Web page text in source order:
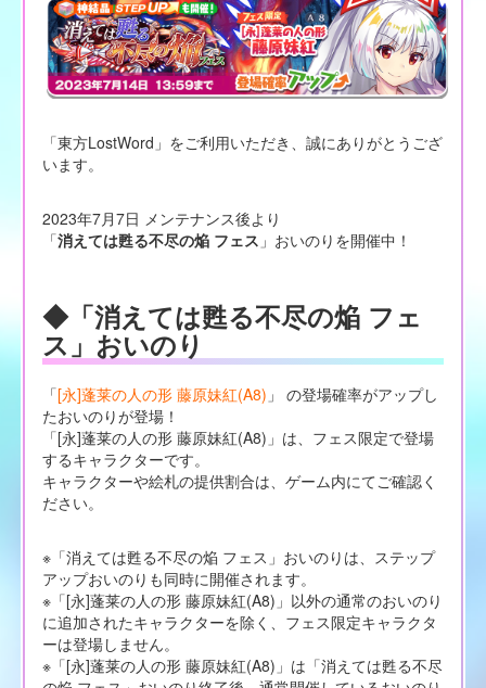
「東方LostWord」をご利用いただき、誠にありがとうござ
います。
2023年7月7日 メンテナンス後より
「消えては甦る不尽の焔 フェス 」おいのりを開催中！
◆「消えては甦る不尽の焔 フェ
ス」おいのり
「[永]蓬莱の人の形 藤原妹紅(A8) 」 の登場確率がアップし
たおいのりが登場！
「[永]蓬莱の人の形 藤原妹紅(A8)」は、フェス限定で登場
するキャラクターです。
キャラクターや絵札の提供割合は、ゲーム内にてご確認く
ださい。
※「消えては甦る不尽の焔 フェス」おいのりは、ステップ
アップおいのりも同時に開催されます。
※「[永]蓬莱の人の形 藤原妹紅(A8)」以外の通常のおいのり
に追加されたキャラクターを除く、フェス限定キャラクタ
ーは登場しません。
※「[永]蓬莱の人の形 藤原妹紅(A8)」は「消えては甦る不尽